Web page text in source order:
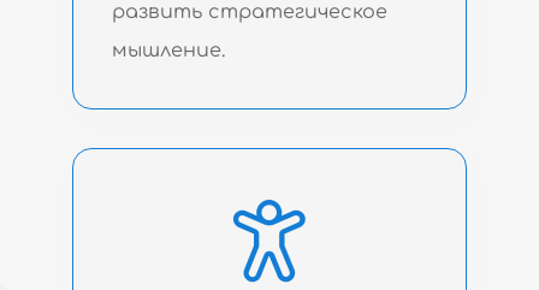
развить стратегическое
мышление.